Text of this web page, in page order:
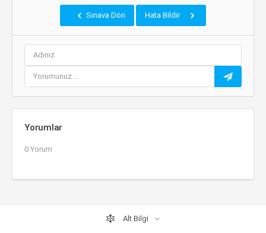
Sınava Dön Hata Bildir
Yorumlar
0 Yorum
Alt Bilgi